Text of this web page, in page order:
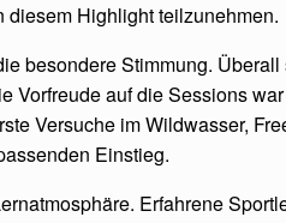
Highlight teilzunehmen.
besondere Stimmung.
Vorfreude auf die Sessions
Versuche im Wildwasser,
Einstieg.
Erfahrene